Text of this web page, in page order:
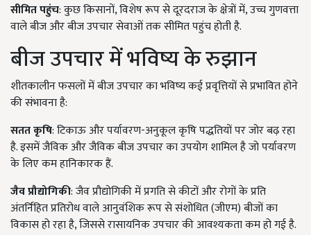
सीमित पहुंच: कुछ किसानों, विशेष रूप से दूरदराज के क्षेत्रों में, उच्च गुणवत्ता
वाले बीज और बीज उपचार सेवाओं तक सीमित पहुंच होती है.
बीज उपचार में भविष्य के रुझान
शीतकालीन फसलों में बीज उपचार का भविष्य कई प्रवृत्तियों से प्रभावित होने
की संभावना है:
सतत कृषि: टिकाऊ और पर्यावरण-अनुकूल कृषि पद्धतियों पर जोर बढ़ रहा
है. इसमें जैविक और जैविक बीज उपचार का उपयोग शामिल है जो पर्यावरण
के लिए कम हानिकारक हैं.
जैव प्रौद्योगिकी: जैव प्रौद्योगिकी में प्रगति से कीटों और रोगों के प्रति
अंतर्निहित प्रतिरोध वाले आनुवंशिक रूप से संशोधित (जीएम) बीजों का
विकास हो रहा है, जिससे रासायनिक उपचार की आवश्यकता कम हो गई है.